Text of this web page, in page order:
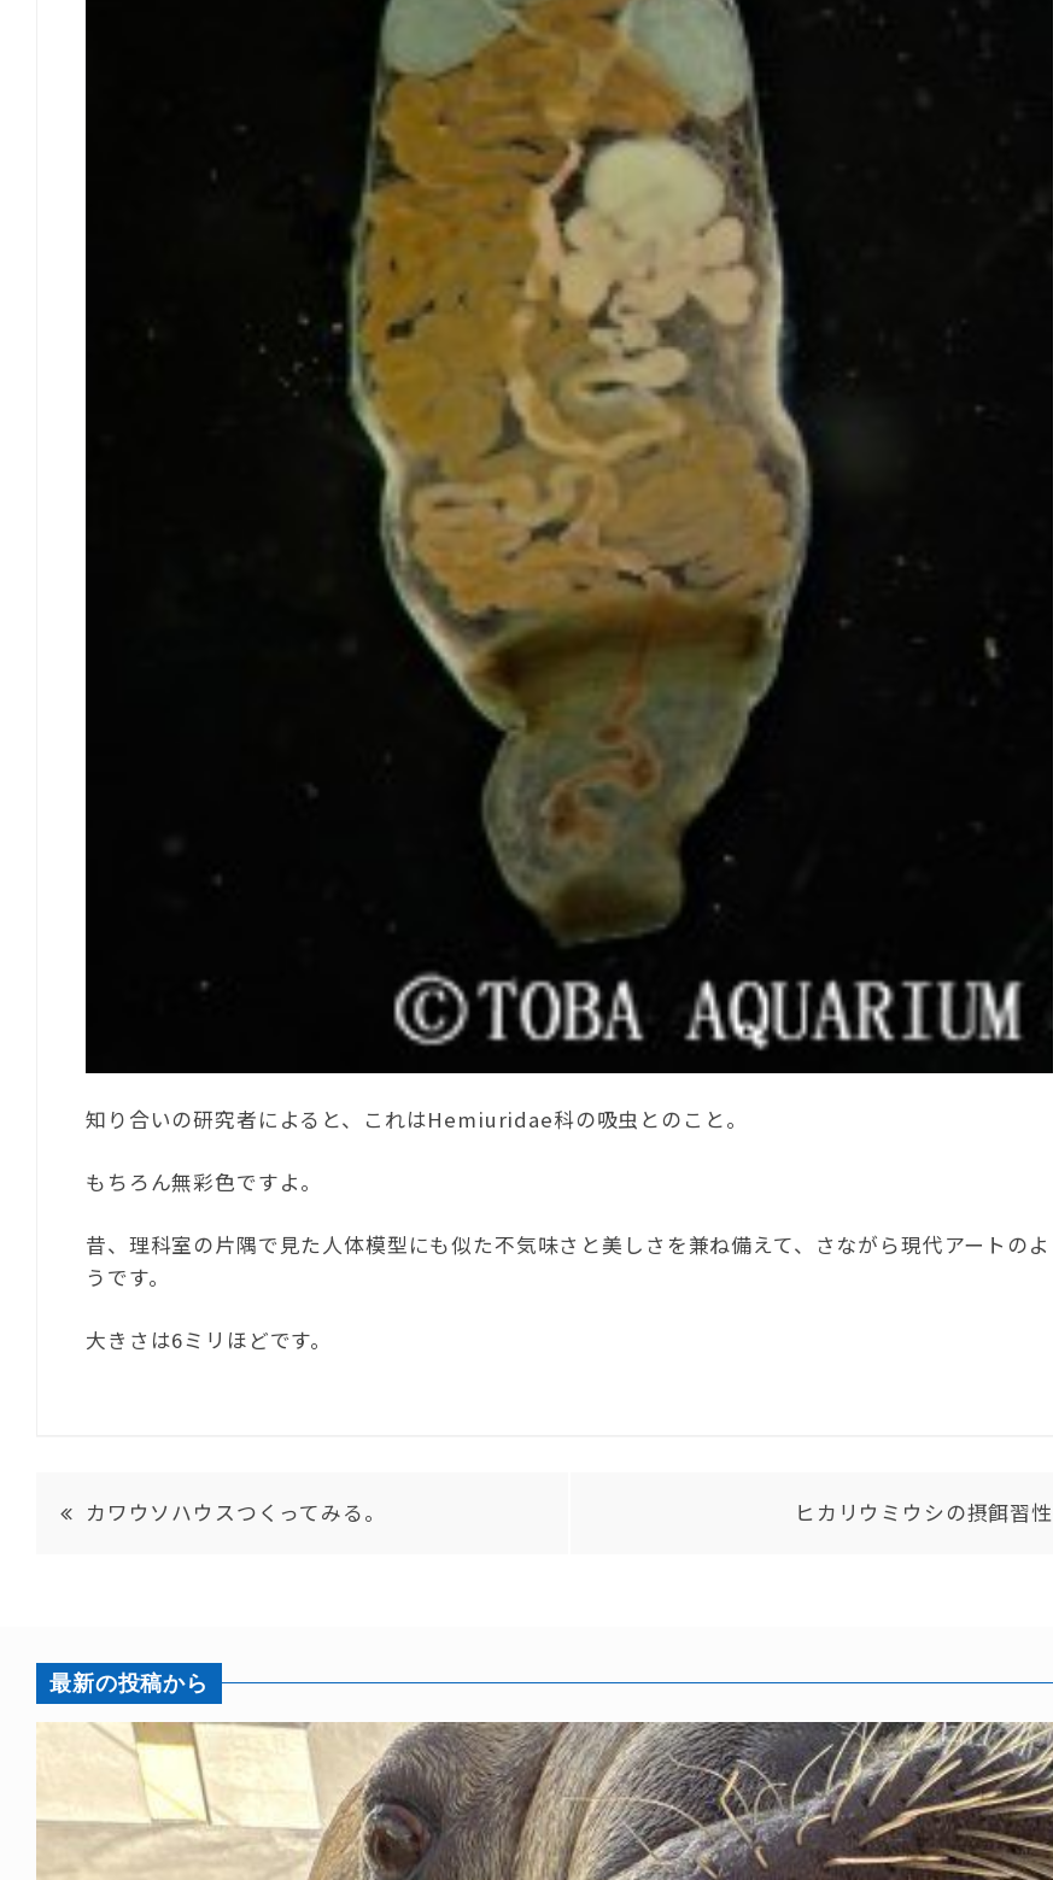
知り合いの研究者によると、これはHemiuridae科の吸虫とのこと。
もちろん無彩色ですよ。
昔、理科室の片隅で見た人体模型にも似た不気味さと美しさを兼ね備えて、さながら現代アートのよ
うです。
大きさは6ミリほどです。
カワウソハウスつくってみる。 ヒカリウミウシの摂餌習性
最新の投稿から